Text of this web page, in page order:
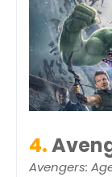
4.
Avengers: